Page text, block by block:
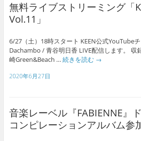
無料ライブストリーミング「
Vol.11」
6/27（土）18時スタート KEEN公式YouTube
Dachambo / 青谷明日香 LIVE配信します。 収
崎Green&Beach … 続きを読む →
2020年6月27日
音楽レーベル『FABIENNE』
コンピレーションアルバム参